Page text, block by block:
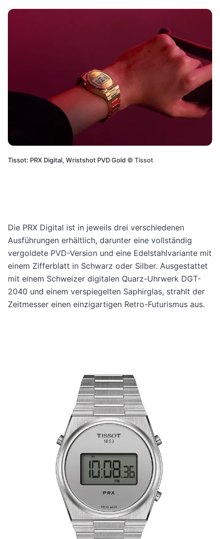
Tissot: PRX Digital, Wristshot PVD Gold © Tissot
Die PRX Digital ist in jeweils drei verschiedenen
Ausführungen erhältlich, darunter eine vollständig
vergoldete PVD-Version und eine Edelstahlvariante mit
einem Zifferblatt in Schwarz oder Silber. Ausgestattet
mit einem Schweizer digitalen Quarz-Uhrwerk DGT-
2040 und einem verspiegelten Saphirglas, strahlt der
Zeitmesser einen einzigartigen Retro-Futurismus aus.